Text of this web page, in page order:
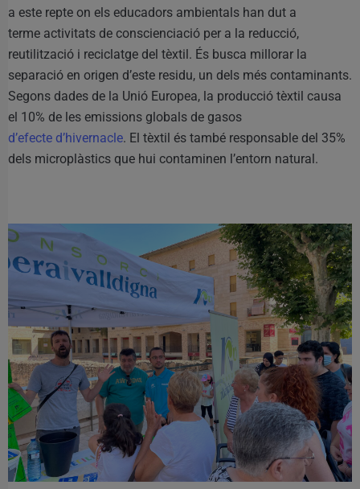
a este repte on els educadors ambientals han dut a
terme activitats de conscienciació per a la reducció,
reutilització i reciclatge del tèxtil. És busca millorar la
separació en origen d’este residu, un dels més contaminants.
Segons dades de la Unió Europea, la producció tèxtil causa
el 10% de les emissions globals de gasos
d’efecte d’hivernacle. El tèxtil és també responsable del 35%
dels microplàstics que hui contaminen l’entorn natural.